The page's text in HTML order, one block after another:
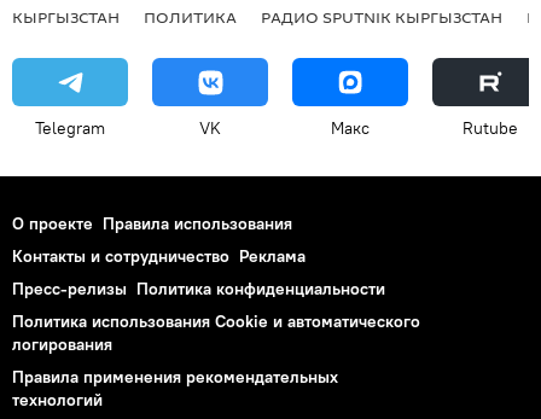
КЫРГЫЗСТАН ПОЛИТИКА РАДИО SPUTNIK КЫРГЫЗСТАН
Telegram VK Макс Rutube
О проекте Правила использования
Контакты и сотрудничество Реклама
Пресс-релизы Политика конфиденциальности
Политика использования Cookie и автоматического
логирования
Правила применения рекомендательных
технологий